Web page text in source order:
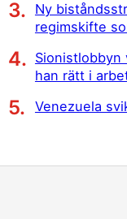
Ny
regimskifte
Sionistlobbyn
han rätt i
Venezuela